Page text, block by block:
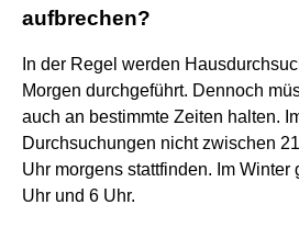
aufbrechen?
In der Regel werden
Morgen durchgeführt. Dennoch
auch an bestimmte Zeiten halten.
Durchsuchungen nicht zwischen
Uhr morgens stattfinden. Im Winter
Uhr und 6 Uhr.